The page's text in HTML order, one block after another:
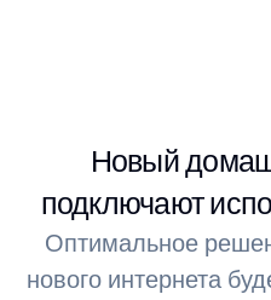
Новый
подключают
Оптимальное
нового интернета